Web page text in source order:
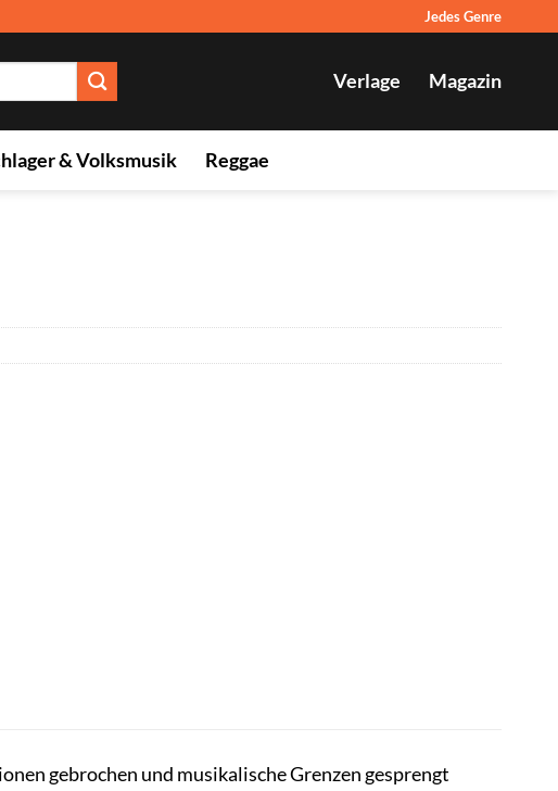
Jedes Genre
Verlage Magazin
& Volksmusik Reggae
gebrochen und musikalische Grenzen gesprengt